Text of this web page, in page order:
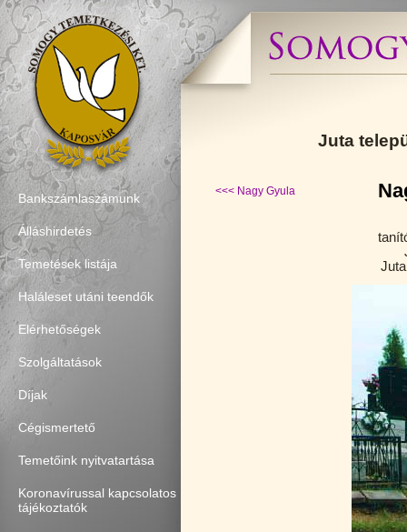
Bankszámlaszámunk
Álláshirdetés
Temetések listája
Haláleset utáni teendők
Elérhetőségek
Szolgáltatások
Díjak
Cégismertető
Temetőink nyitvatartása
Koronavírussal kapcsolatos
tájékoztatók
Juta
<<< Nagy Gyula